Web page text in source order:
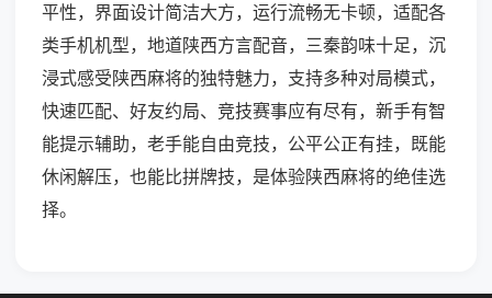
平性，界面设计简洁大方，运行流畅无卡顿，适配各
类手机机型，地道陕西方言配音，三秦韵味十足，沉
浸式感受陕西麻将的独特魅力，支持多种对局模式，
快速匹配、好友约局、竞技赛事应有尽有，新手有智
能提示辅助，老手能自由竞技，公平公正有挂，既能
休闲解压，也能比拼牌技，是体验陕西麻将的绝佳选
择。